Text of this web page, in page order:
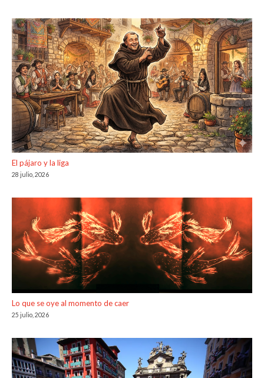
El pájaro y la liga
28 julio, 2026
Lo que se oye al momento de caer
25 julio, 2026